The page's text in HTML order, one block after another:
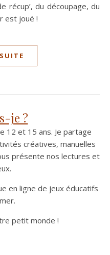
récup’, du découpage, du
est joué !
je ?
12 et 15 ans. Je partage
créatives, manuelles
présente nos lectures et
en ligne de jeux éducatifs
petit monde !